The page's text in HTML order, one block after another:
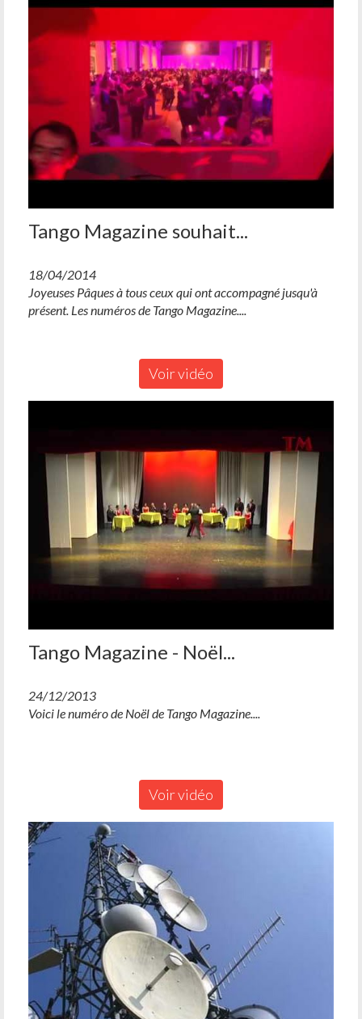
Tango Magazine souhait...
18/04/2014
Joyeuses Pâques à tous ceux qui ont accompagné jusqu'à
présent. Les numéros de Tango Magazine....
Voir vidéo
Tango Magazine - Noël...
24/12/2013
Voici le numéro de Noël de Tango Magazine....
Voir vidéo